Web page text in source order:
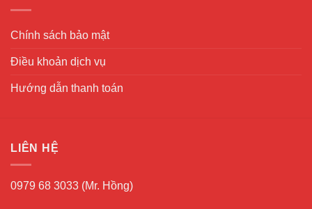
Chính sách bảo mật
Điều khoản dịch vụ
Hướng dẫn thanh toán
LIÊN HỆ
0979 68 3033 (Mr. Hồng)